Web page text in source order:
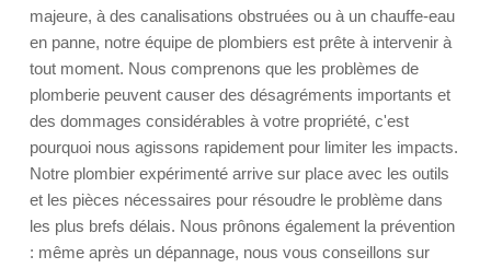
majeure, à des canalisations obstruées ou à un chauffe-eau
en panne, notre équipe de plombiers est prête à intervenir à
tout moment. Nous comprenons que les problèmes de
plomberie peuvent causer des désagréments importants et
des dommages considérables à votre propriété, c'est
pourquoi nous agissons rapidement pour limiter les impacts.
Notre plombier expérimenté arrive sur place avec les outils
et les pièces nécessaires pour résoudre le problème dans
les plus brefs délais. Nous prônons également la prévention
: même après un dépannage, nous vous conseillons sur